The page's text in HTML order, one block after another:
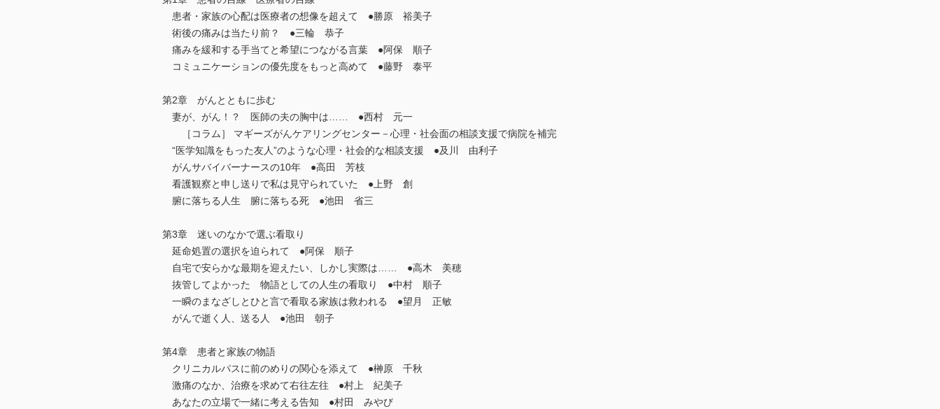
患者・家族の心配は医療者の想像を超えて ●勝原 裕美子
術後の痛みは当たり前？ ●三輪 恭子
痛みを緩和する手当てと希望につながる言葉 ●阿保 順子
コミュニケーションの優先度をもっと高めて ●藤野 泰平
第2章 がんとともに歩む
妻が、がん！？ 医師の夫の胸中は…… ●西村 元一
［コラム］ マギーズがんケアリングセンター－心理・社会面の相談支援で病院を補完
“医学知識をもった友人”のような心理・社会的な相談支援 ●及川 由利子
がんサバイバーナースの10年 ●高田 芳枝
看護観察と申し送りで私は見守られていた ●上野 創
腑に落ちる人生 腑に落ちる死 ●池田 省三
第3章 迷いのなかで選ぶ看取り
延命処置の選択を迫られて ●阿保 順子
自宅で安らかな最期を迎えたい、しかし実際は…… ●高木 美穂
抜管してよかった 物語としての人生の看取り ●中村 順子
一瞬のまなざしとひと言で看取る家族は救われる ●望月 正敏
がんで逝く人、送る人 ●池田 朝子
第4章 患者と家族の物語
クリニカルパスに前のめりの関心を添えて ●榊原 千秋
激痛のなか、治療を求めて右往左往 ●村上 紀美子
あなたの立場で一緒に考える告知 ●村田 みやび